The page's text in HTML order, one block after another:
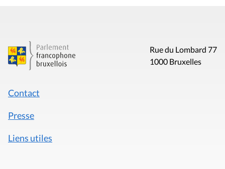
Rue du Lombard 77
1000 Bruxelles
Contact
Presse
Liens utiles